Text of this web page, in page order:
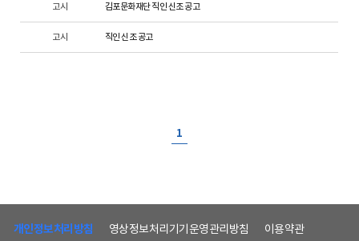
고시 김포문화재단 직인 신조 공고
고시 직인 신조 공고
1
개인정보처리방침 영상정보처리기기운영관리방침
이용약관